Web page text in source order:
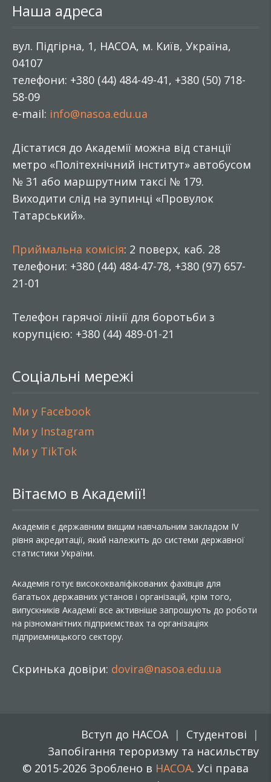
Наша адреса
вул. Підгірна, 1, НАСОА, м. Київ, Україна,
04107
телефони: +380 (44) 484-49-41, +380 (50) 718-
58-09
e-mail: info@nasoa.edu.ua
Дістатися до Академії можна від станції
метро «Політехнічний інститут» автобусом
№ 31 або маршрутним таксі № 179.
Виходити слід на зупинці «Провулок
Татарський».
Приймальна комісія: 2 поверх, каб. 28
телефони: +380 (44) 484-47-78, +380 (97) 657-
21-01
Телефон гарячої лінії для боротьби з
корупцією: +380 (44) 489-01-21
Соціальні мережі
Ми у Facebook
Ми у Instagram
Ми у TikTok
Вітаємо в Академії!
Академія є державним вищим навчальним закладом IV
рівня акредитації, який належить до системи державної
статистики України.
Академія готує висококваліфікованих фахівців для
багатьох державних установ і організацій, крім того,
випускників Академії все активніше запрошують до роботи
на різноманітних підприємствах та організаціях
підприємницького сектору.
Скринька довіри: dovira@nasoa.edu.ua
Вступ до НАСОА
Студентові
Запобігання тероризму та насильству
© 2015-2026 Зроблено в НАСОА. Усі права